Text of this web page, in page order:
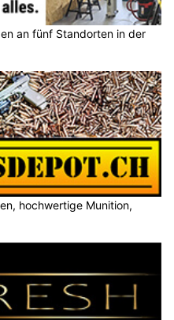
an fünf Standorten in der
hochwertige Munition,